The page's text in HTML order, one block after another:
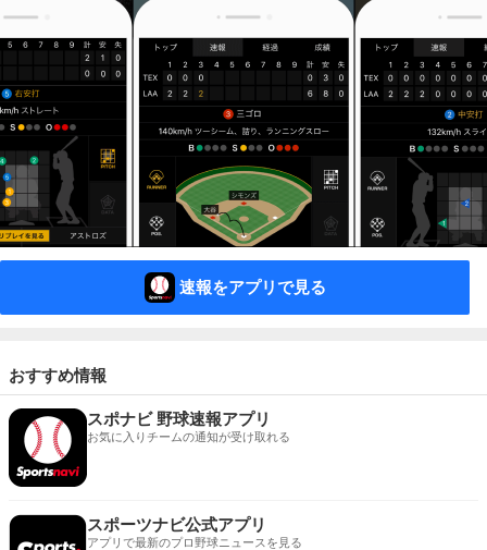
速報をアプリで見る
おすすめ情報
スポナビ 野球速報アプリ
お気に入りチームの通知が受け取れる
スポーツナビ公式アプリ
アプリで最新のプロ野球ニュースを見る